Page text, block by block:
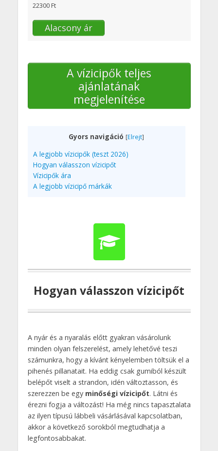
22300 Ft
Alacsony ár
A vízicipők teljes
ajánlatának
megjelenítése
Gyors navigáció [Elrejt]
A legjobb vízicipők (teszt 2026)
Hogyan válasszon vízicipőt
Vízicipők ára
A legjobb vízicipő márkák
Hogyan válasszon vízicipőt
A nyár és a nyaralás előtt gyakran vásárolunk
minden olyan felszerelést, amely lehetővé teszi
számunkra, hogy a kívánt kényelemben töltsük el a
pihenés pillanatait. Ha eddig csak gumiból készült
belépőt viselt a strandon, idén változtasson, és
szerezzen be egy minőségi vízicipőt. Látni és
érezni fogja a változást! Ha még nincs tapasztalata
az ilyen típusú lábbeli vásárlásával kapcsolatban,
akkor a következő sorokból megtudhatja a
legfontosabbakat.